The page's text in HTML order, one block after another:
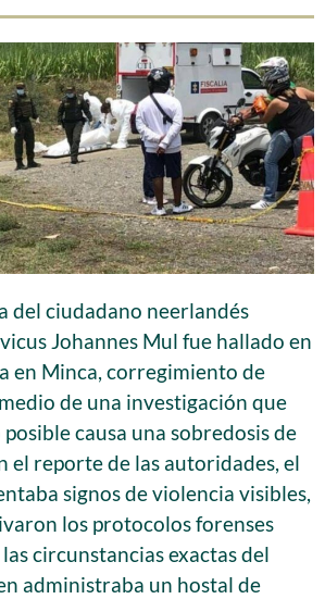
del ciudadano neerlandés
Johannes Mul fue hallado en
en Minca, corregimiento de
de una investigación que
causa una sobredosis de
el reporte de las autoridades, el
signos de violencia visibles,
los protocolos forenses
circunstancias exactas del
administraba un hostal de